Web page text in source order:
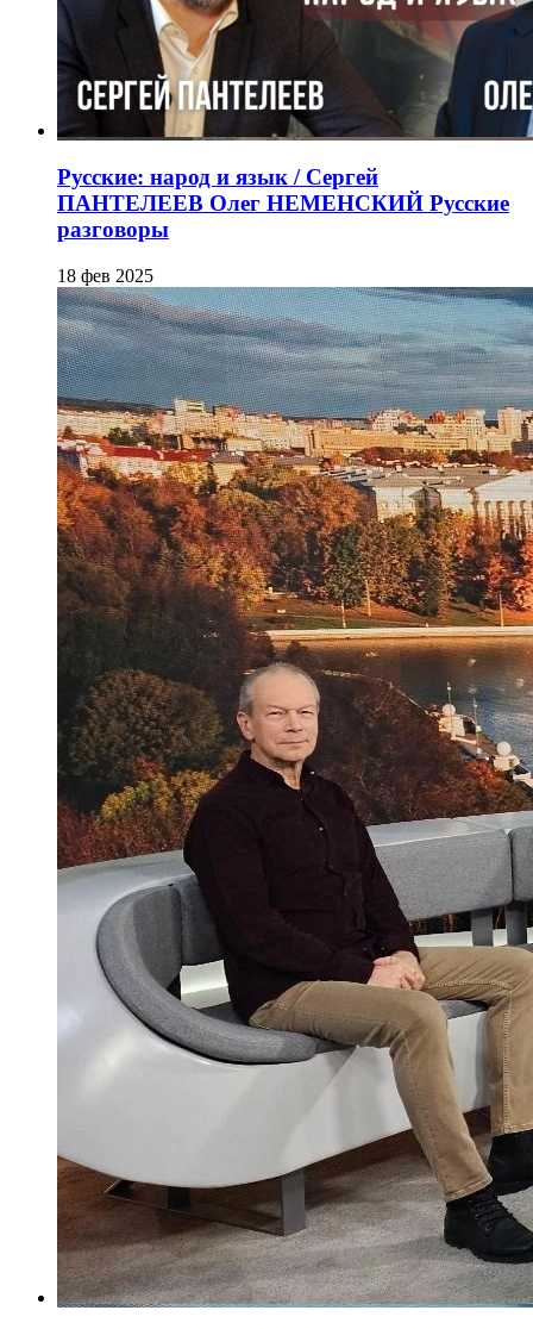
Русские: народ и язык / Сергей
ПАНТЕЛЕЕВ Олег НЕМЕНСКИЙ Русские
разговоры
18 фев 2025